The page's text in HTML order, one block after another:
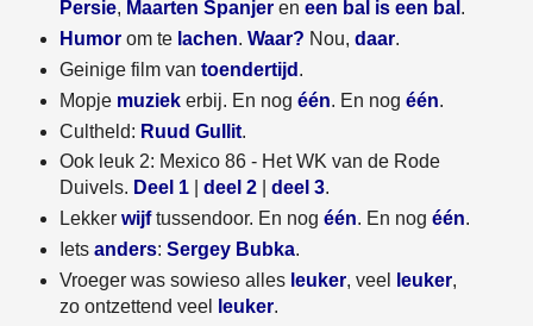
Persie, Maarten Spanjeren een bal is een bal .
Humorom te lachen. Waar? Nou, daar.
Geinige film van toendertijd .
Mopje muziekerbij. En nog één. En nog één.
Cultheld: Ruud Gullit.
Ook leuk 2: Mexico 86 - Het WK van de Rode
Duivels. Deel 1| deel 2| deel 3.
Lekker wijftussendoor. En nog één. En nog één.
Iets anders: Sergey Bubka.
Vroeger was sowieso alles leuker, veel leuker,
zo ontzettend veel
leuker.